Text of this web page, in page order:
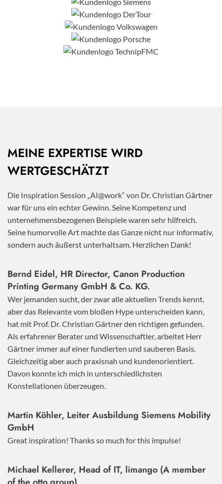
MEINE EXPERTISE WIRD
WERTGESCHÄTZT
Die Inspiration Session „AI@work“ von Dr. Christian Gärtner
war für uns ein echter Gewinn. Seine Kompetenz und
unternehmensbezogenen Beispiele waren sehr hilfreich.
Seine humorvolle Art machte das Ganze nicht nur informativ,
sondern auch äußerst unterhaltsam. Herzlichen Dank!
Bernd Eidel, HR Director, Canon Production
Printing Germany GmbH & Co. KG.
Wer jemanden sucht, der zwar alle aktuellen Trends kennt,
aber das Relevante vom bloßen Hype unterscheiden kann,
hat mit Prof. Dr. Christian Gärtner den richtigen gefunden.
Als erfahrener Berater und Wissenschaftler, arbeitet Herr
Gärtner immer auf einer fundierten und sauberen Basis.
Gleichzeitig aber auch praxisnah und kundenorientiert.
Davon konnte ich mich in unterschiedlichsten
Konstellationen überzeugen.
Martin Köhler, Leiter Ausbildung Siemens Mobility
GmbH
Great inspiration! Thanks so much for this impulse!
Michael Kellerer, Head of IT, limango (A member